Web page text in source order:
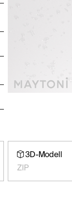
3D-Modell
ZIP